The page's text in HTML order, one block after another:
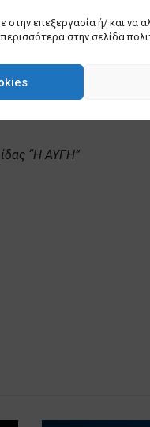
στην επεξεργασία ή/ και να
στην σελίδα
σήμερα συνιστά μια
οι οι πυρόπληκτοι
σπίτια τους, καθώς
και από την
εμφανίζονται εκ
“Η ΑΥΓΗ”